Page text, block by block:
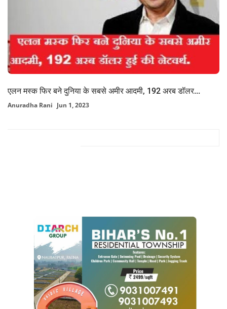
एलन मस्क फिर बने दुनिया के सबसे अमीर आदमी, 192 अरब डॉलर...
Anuradha Rani Jun 1, 2023